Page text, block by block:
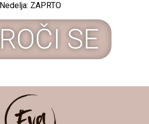
Nedelja: ZAPRTO
SE